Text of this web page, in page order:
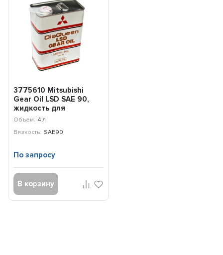
3775610 Mitsubishi
Gear Oil LSD SAE 90,
жидкость для
дифференциалов (4л)
Объем: 4 л
Вязкость: SAE90
По запросу
В корзину